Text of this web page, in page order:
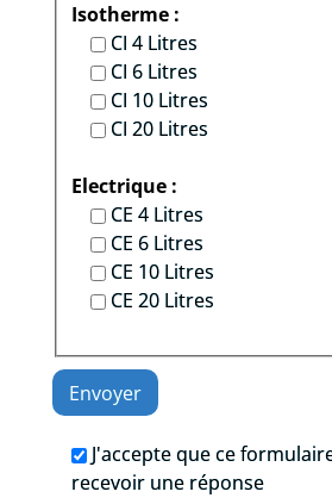
Isotherme :
CI 4 Litres
CI 6 Litres
CI 10 Litres
CI 20 Litres
Electrique :
CE 4 Litres
CE 6 Litres
CE 10 Litres
CE 20 Litres
J'accepte que ce
recevoir une réponse